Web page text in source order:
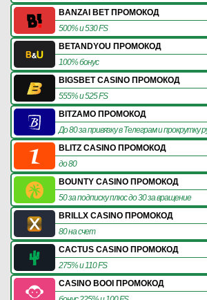
BANZAI BET ПРОМОКОД
500% и 530 FS
BETANDYOU ПРОМОКОД
100% бонус
BIGSBET CASINO ПРОМОКОД
555% и 525 FS
BITZAMO ПРОМОКОД
До 80 за привязку в Телеграм и прокрутку
BLITZ CASINO ПРОМОКОД
до 80
BOUNTY CASINO ПРОМОКОД
50 за подписку плюс до 30 за вращение
BRILLX CASINO ПРОМОКОД
80 на счет
CACTUS CASINO ПРОМОКОД
275% и 110 FS
CASINO BOOI ПРОМОКОД